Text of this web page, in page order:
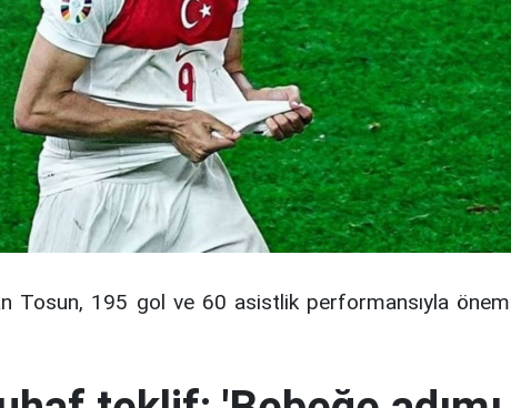
Tosun, 195 gol ve 60 asistlik performansıyla